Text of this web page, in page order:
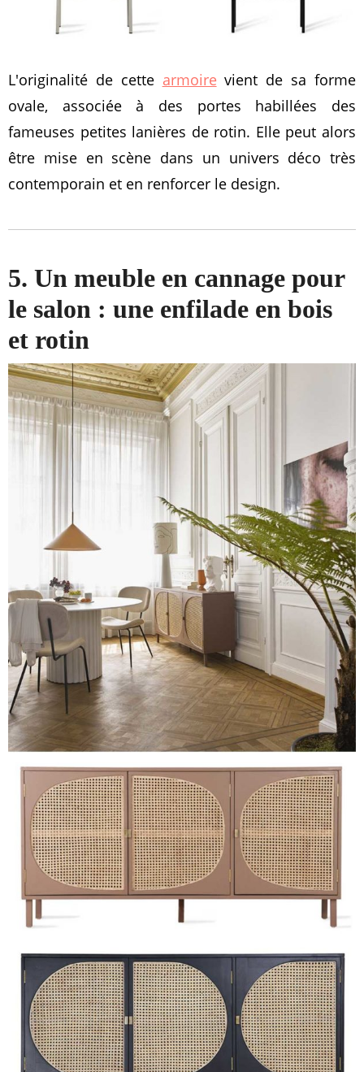
L'originalité de cette armoirevient de sa forme
ovale, associée à des portes habillées des
fameuses petites lanières de rotin. Elle peut alors
être mise en scène dans un univers déco très
contemporain et en renforcer le design.
5. Un meuble en cannage pour
le salon : une enfilade en bois
et rotin